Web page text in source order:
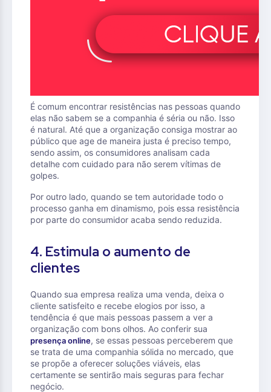
É comum encontrar resistências nas pessoas quando
elas não sabem se a companhia é séria ou não. Isso
é natural. Até que a organização consiga mostrar ao
público que age de maneira justa é preciso tempo,
sendo assim, os consumidores analisam cada
detalhe com cuidado para não serem vítimas de
golpes.
Por outro lado, quando se tem autoridade todo o
processo ganha em dinamismo, pois essa resistência
por parte do consumidor acaba sendo reduzida.
4. Estimula o aumento de
clientes
Quando sua empresa realiza uma venda, deixa o
cliente satisfeito e recebe elogios por isso, a
tendência é que mais pessoas passem a ver a
organização com bons olhos. Ao conferir sua
presença online, se essas pessoas perceberem que
se trata de uma companhia sólida no mercado, que
se propõe a oferecer soluções viáveis, elas
certamente se sentirão mais seguras para fechar
negócio.